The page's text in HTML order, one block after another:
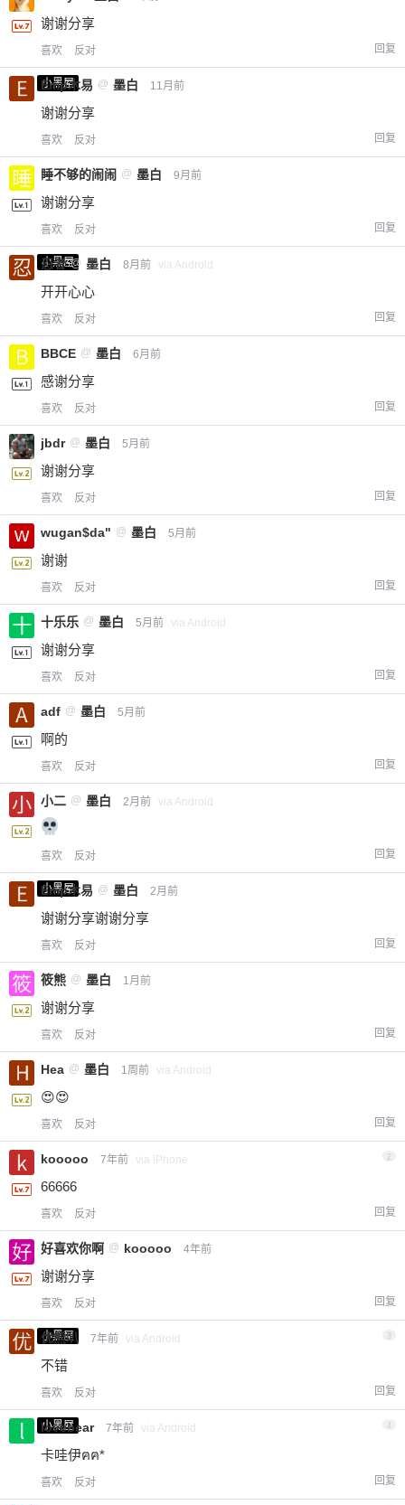
谢谢分享
喜欢 反对 回复
小黑屋
Emp木易 @ 墨白 11月前
谢谢分享
喜欢 反对 回复
睡不够的闹闹 @ 墨白 9月前
谢谢分享
喜欢 反对 回复
小黑屋
忍者 @ 墨白 8月前 via Android
开开心心
喜欢 反对 回复
BBCE @ 墨白 6月前
感谢分享
喜欢 反对 回复
jbdr @ 墨白 5月前
谢谢分享
喜欢 反对 回复
wugan$da" @ 墨白 5月前
谢谢
喜欢 反对 回复
十乐乐 @ 墨白 5月前 via Android
谢谢分享
喜欢 反对 回复
adf @ 墨白 5月前
啊的
喜欢 反对 回复
小二 @ 墨白 2月前 via Android
喜欢 反对 回复
小黑屋
Emp木易 @ 墨白 2月前
谢谢分享谢谢分享
喜欢 反对 回复
筱熊 @ 墨白 1月前
谢谢分享
喜欢 反对 回复
Hea @ 墨白 1周前 via Android
😍😍
喜欢 反对 回复
kooooo 7年前 via iPhone 2
66666
喜欢 反对 回复
好喜欢你啊 @ kooooo 4年前
谢谢分享
喜欢 反对 回复
小黑屋
优熊叭 7年前 via Android 3
不错
喜欢 反对 回复
小黑屋
lovebear 7年前 via Android 4
卡哇伊ฅฅ*
喜欢 反对 回复